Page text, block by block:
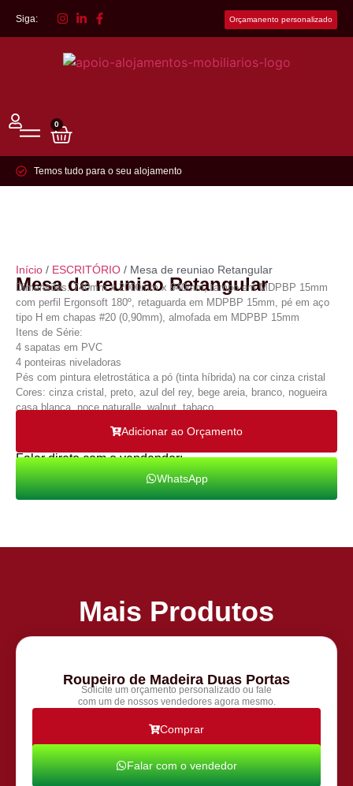
Siga: Orçamanento personalizado
0
Temos tudo para o seu alojamento
Início / ESCRITÓRIO / Mesa de reuniao Retangular
Mesa de reuniao Retangular
Dimensões: 740mm x 2000mm x 940mm, tampo em MDPBP 15mm
com perfil Ergonsoft 180º, retaguarda em MDPBP 15mm, pé em aço
tipo H em chapas #20 (0,90mm), almofada em MDPBP 15mm
Itens de Série:
4 sapatas em PVC
4 ponteiras niveladoras
Pés com pintura eletrostática a pó (tinta híbrida) na cor cinza cristal
Cores: cinza cristal, preto, azul del rey, bege areia, branco, nogueira
casa blanca, noce naturalle, walnut, tabaco.
Adicionar ao Orçamento
Falar direto com o vendendor:
WhatsApp
Mais Produtos
Roupeiro de Madeira Duas Portas
Solicite um orçamento personalizado ou fale
com um de nossos vendedores agora mesmo.
Comprar
Falar com o vendedor